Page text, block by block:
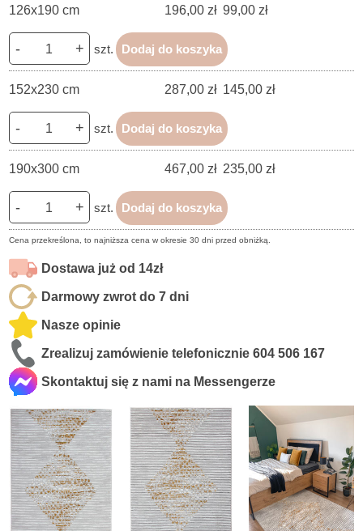
126x190 cm 196,00 zł 99,00 zł
- + szt. Dodaj do koszyka
152x230 cm 287,00 zł 145,00 zł
- + szt. Dodaj do koszyka
190x300 cm 467,00 zł 235,00 zł
- + szt. Dodaj do koszyka
Cena przekreślona, to najniższa cena w okresie 30 dni przed obniżką.
Dostawa już od 14zł
Darmowy zwrot do 7 dni
Nasze opinie
Zrealizuj zamówienie telefonicznie604 506 167
Skontaktuj się z nami na Messengerze